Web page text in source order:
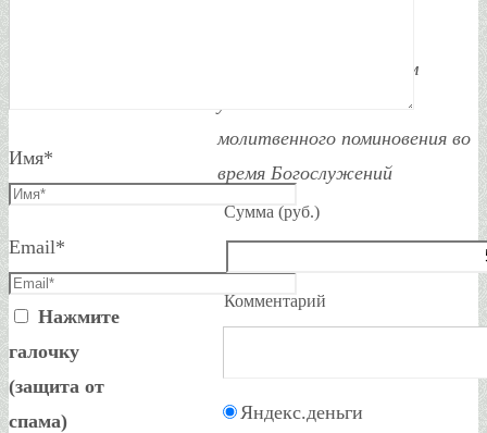
Имя*
Email*
Нажмите
галочку
(защита от
спама)
пожертвования просим
молитвенного поминовения во
время Богослужений
Сумма (руб.)
Комментарий
Яндекс.деньги